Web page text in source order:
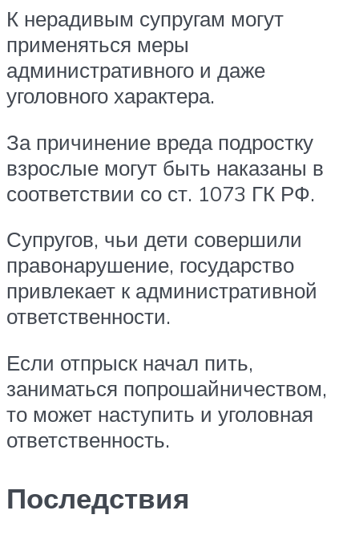
К нерадивым супругам могут
применяться меры
административного и даже
уголовного характера.
За причинение вреда подростку
взрослые могут быть наказаны в
соответствии со ст. 1073 ГК РФ.
Супругов, чьи дети совершили
правонарушение, государство
привлекает к административной
ответственности.
Если отпрыск начал пить,
заниматься попрошайничеством,
то может наступить и уголовная
ответственность.
Последствия